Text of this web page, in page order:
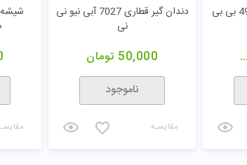
شیشه شیر پیرکس کد 496 بی بی
دندان گیر قطاری 7027 آبی نیو نی
نی
50,000 تومان
ناموجود
مقایسـه